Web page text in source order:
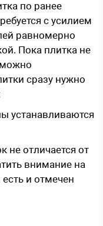
по ранее
с усилием
равномерно
Пока плитка не
сразу нужно
устанавливаются
не отличается от
внимание на
и отмечен